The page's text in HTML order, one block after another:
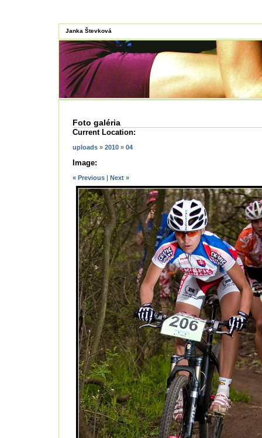
Janka Števková
Foto galéria
Current Location:
uploads » 2010 » 04
Image:
« Previous | Next »